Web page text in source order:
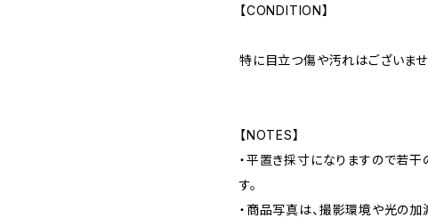
【CONDITION】
特に目立つ傷や汚れはございませ
【NOTES】
・平置き採寸になりますので若
す。
・商品写真は、撮影環境や光の